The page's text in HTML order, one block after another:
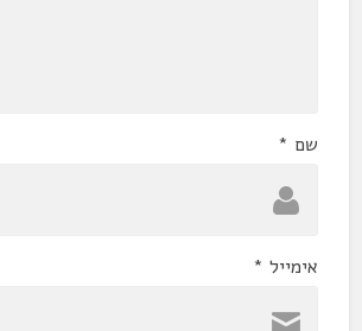
שם *
אימייל *